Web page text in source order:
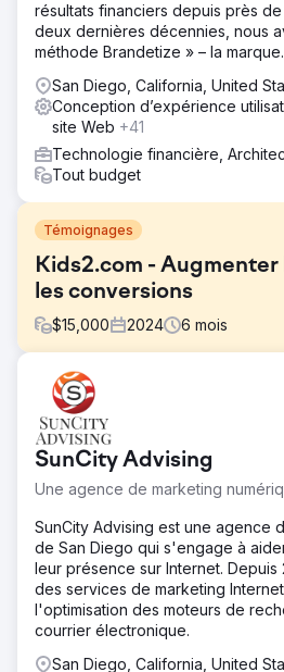
résultats financiers depuis près
deux dernières décennies, nous
méthode Brandetize » – la
San Diego, California, United
Conception d’expérience
site Web +41
Technologie financière,
Tout budget
Témoignages
Kids2.com -
les conversions
$15,000 2024 6 mois
Défi
Kids2.com, un site de vente en
jouets et produits éducatifs pour
difficultés pour attirer et convertir
Malgré une gamme de produits
souffrait d'une faible visibilité sur
recherche et de taux de
qui impactait ses ventes globales
Solution
Notre stratégie pour transformer
ligne de Kids2.com s'est appuyée
approche : améliorer le
davantage de trafic et optimiser
conversion pour convertir les
SunCity Advising
Une agence de marketing
SunCity Advising est une agence
de San Diego qui s'engage à
leur présence sur Internet. Depuis
des services de marketing
l'optimisation des moteurs de
courrier électronique.
San Diego, California, United